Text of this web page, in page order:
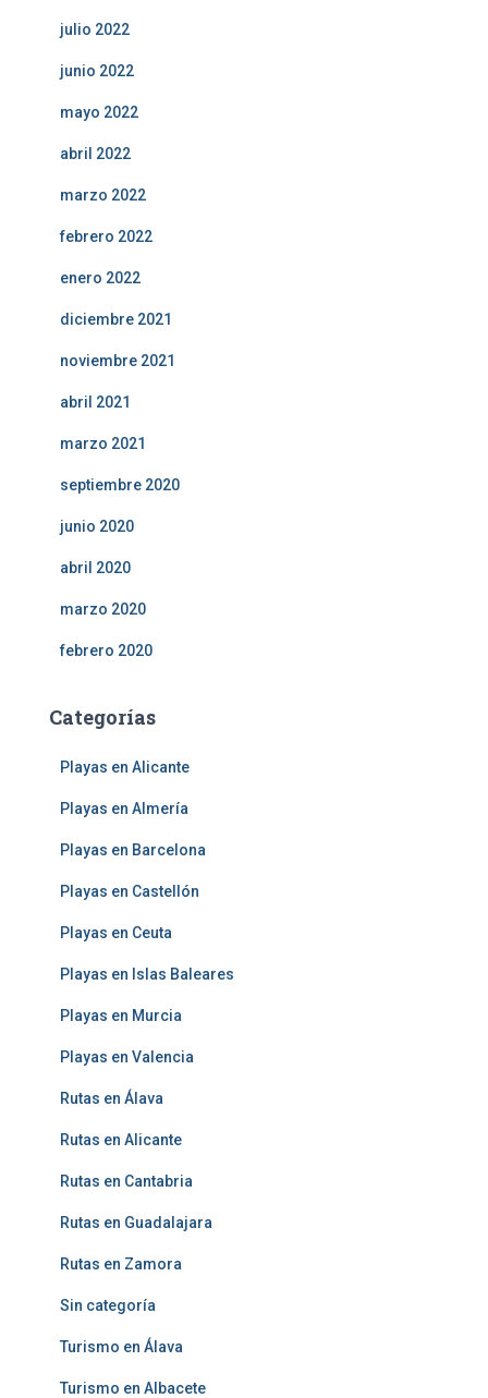
julio 2022
junio 2022
mayo 2022
abril 2022
marzo 2022
febrero 2022
enero 2022
diciembre 2021
noviembre 2021
abril 2021
marzo 2021
septiembre 2020
junio 2020
abril 2020
marzo 2020
febrero 2020
Categorías
Playas en Alicante
Playas en Almería
Playas en Barcelona
Playas en Castellón
Playas en Ceuta
Playas en Islas Baleares
Playas en Murcia
Playas en Valencia
Rutas en Álava
Rutas en Alicante
Rutas en Cantabria
Rutas en Guadalajara
Rutas en Zamora
Sin categoría
Turismo en Álava
Turismo en Albacete